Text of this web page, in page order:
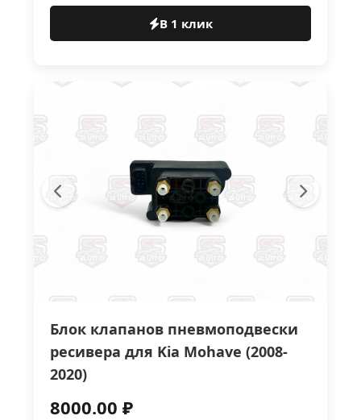
В 1 клик
Блок клапанов пневмоподвески
ресивера для Kia Mohave (2008-
2020)
8000.00 ₽